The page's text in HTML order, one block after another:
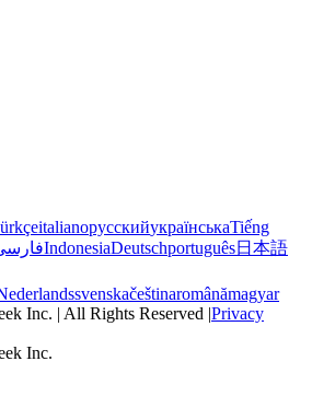
italianoрусскийукраїнськаTiếng
IndonesiaDeutschportuguês日本語
svenskačeštinaromânămagyar
Inc. | All Rights Reserved |Privacy
Inc.